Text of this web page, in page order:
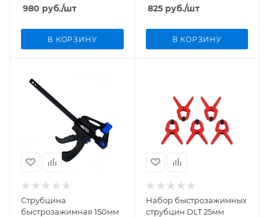
980 руб./шт
В КОРЗИНУ
825руб./шт
В КОРЗИНУ
Струбцина
быстрозажимная 150мм
Набор быстрозажимных
струбцин DLT 25мм